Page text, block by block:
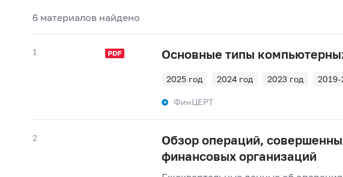
6 материалов найдено
1 Основные типы
2025 год 2024 год 2023 год 2019-
ФинЦЕРТ
2
Обзор операций,
финансовых организаций